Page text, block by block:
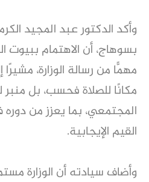
وأكد الدكتور عبد المجيد
بسوهاج، أن الاهتمام ببيوت
مهمًّا من رسالة الوزارة،
مكانًا للصلاة فحسب، بل منبر
المجتمعي، بما يعزز من
القيم الإيجابية.
وأضاف سيادته أن الوزارة